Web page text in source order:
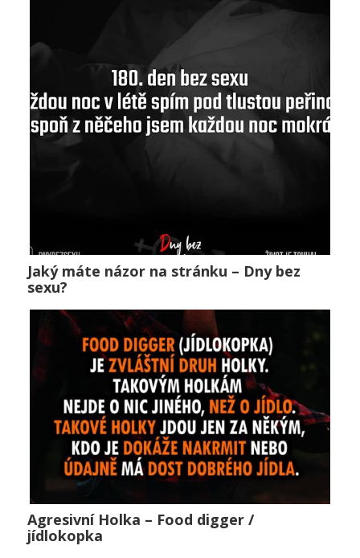
Jaký máte názor na stránku – Dny bez sexu?
Jaký máte názor na stránku – Dny bez
sexu?
0
Agresivní Holka – Food digger / jídlokopka
Agresivní Holka – Food digger /
jídlokopka